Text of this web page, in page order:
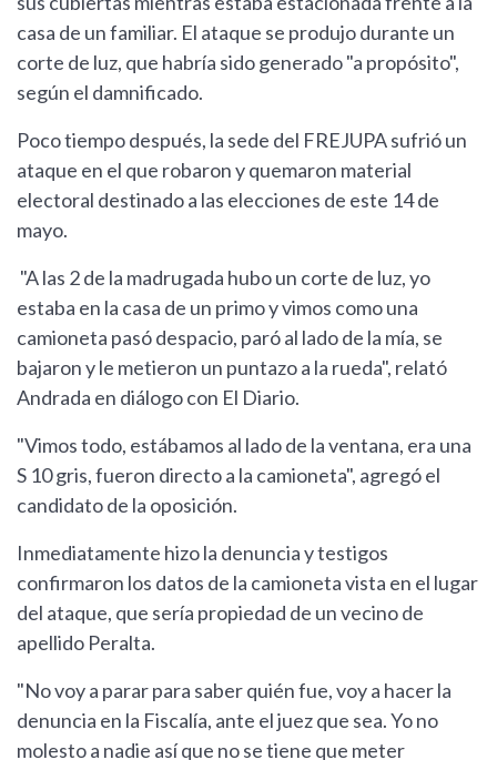
casa de un familiar. El ataque se produjo durante un
corte de luz, que habría sido generado "a propósito",
según el damnificado.
Poco tiempo después, la sede del FREJUPA sufrió un
ataque en el que robaron y quemaron material
electoral destinado a las elecciones de este 14 de
mayo.
"A las 2 de la madrugada hubo un corte de luz, yo
estaba en la casa de un primo y vimos como una
camioneta pasó despacio, paró al lado de la mía, se
bajaron y le metieron un puntazo a la rueda", relató
Andrada en diálogo con El Diario.
"Vimos todo, estábamos al lado de la ventana, era una
S 10 gris, fueron directo a la camioneta", agregó el
candidato de la oposición.
Inmediatamente hizo la denuncia y testigos
confirmaron los datos de la camioneta vista en el lugar
del ataque, que sería propiedad de un vecino de
apellido Peralta.
"No voy a parar para saber quién fue, voy a hacer la
denuncia en la Fiscalía, ante el juez que sea. Yo no
molesto a nadie así que no se tiene que meter